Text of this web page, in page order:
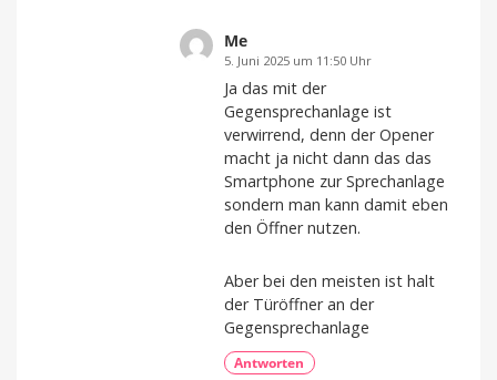
Me
5. Juni 2025 um 11:50 Uhr
Ja das mit der
Gegensprechanlage ist
verwirrend, denn der Opener
macht ja nicht dann das das
Smartphone zur Sprechanlage
sondern man kann damit eben
den Öffner nutzen.
Aber bei den meisten ist halt
der Türöffner an der
Gegensprechanlage
Antworten